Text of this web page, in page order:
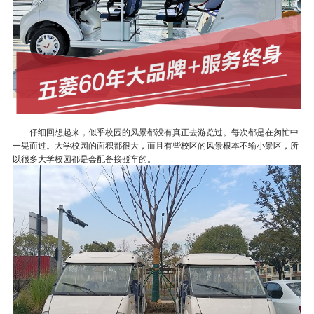
仔细回想起来，似乎校园的风景都没有真正去游览过。每次都是在匆忙中
一晃而过。大学校园的面积都很大，而且有些校区的风景根本不输小景区，所
以很多大学校园都是会配备接驳车的。